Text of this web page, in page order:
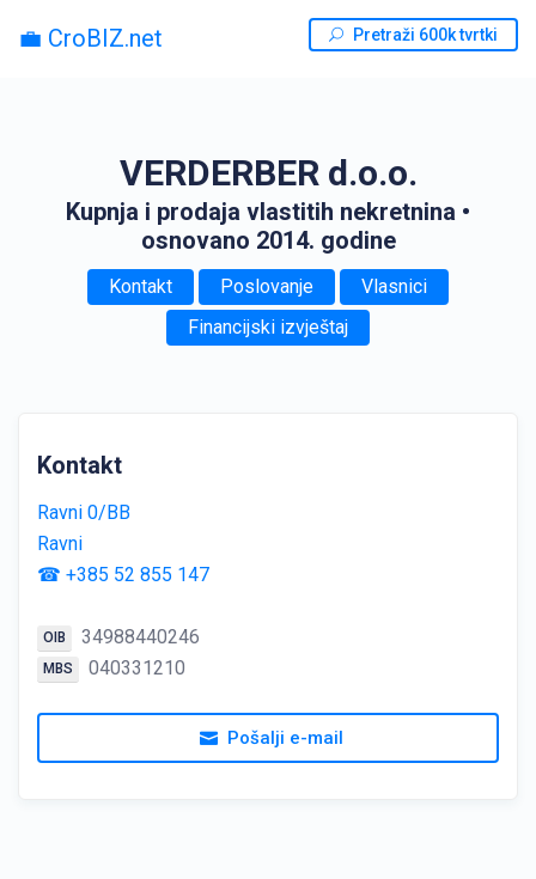
💼 CroBIZ.net Pretraži 600k tvrtki
VERDERBER d.o.o.
Kupnja i prodaja vlastitih nekretnina •
osnovano 2014. godine
Kontakt Poslovanje
Vlasnici
Financijski izvještaj
Kontakt
Ravni 0/BB
Ravni
☎ +385 52 855 147
OIB 34988440246
MBS 040331210
Pošalji e-mail